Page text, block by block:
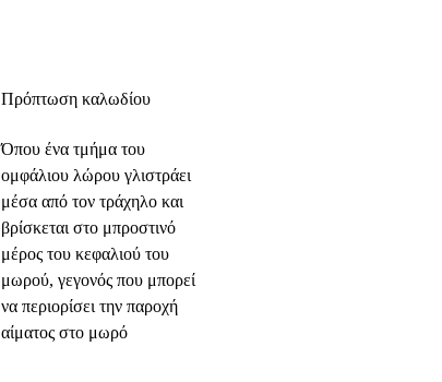
Πρόπτωση καλωδίου
Όπου ένα τμήμα του
ομφάλιου λώρου γλιστράει
μέσα από τον τράχηλο και
βρίσκεται στο μπροστινό
μέρος του κεφαλιού του
μωρού, γεγονός που μπορεί
να περιορίσει την παροχή
αίματος στο μωρό